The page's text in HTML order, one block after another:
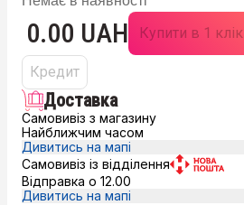
0.00 UAH Купити в 1 клік
Кредит
Доставка
Самовивіз з магазину
Найближчим часом
Дивитись на мапі
Самовивіз із відділення
Відправка о 12.00
Дивитись на мапі